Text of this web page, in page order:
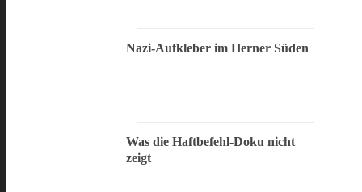
Nazi-Aufkleber im Herner Süden
Was die Haftbefehl-Doku nicht
zeigt